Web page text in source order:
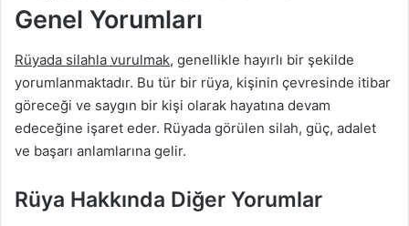
Genel Yorumları
Rüyada silahla vurulmak, genellikle hayırlı bir şekilde
yorumlanmaktadır. Bu tür bir rüya, kişinin çevresinde itibar
göreceği ve saygın bir kişi olarak hayatına devam
edeceğine işaret eder. Rüyada görülen silah, güç, adalet
ve başarı anlamlarına gelir.
Rüya Hakkında Diğer Yorumlar